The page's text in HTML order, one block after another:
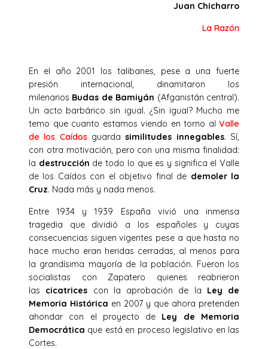
Juan Chicharro
La Razón
En el año 2001 los talibanes, pese a una fuerte
presión internacional, dinamitaron los
milenarios Budas de Bamiyán (Afganistán central).
Un acto barbárico sin igual. ¿Sin igual? Mucho me
temo que cuanto estamos viendo en torno al Valle
de los Caídos guardasimilitudes innegables. Sí,
con otra motivación, pero con una misma finalidad:
la destrucción de todo lo que es y significa el Valle
de los Caídos con el objetivo final de demoler la
Cruz. Nada más y nada menos.
Entre 1934 y 1939 España vivió una inmensa
tragedia que dividió a los españoles y cuyas
consecuencias siguen vigentes pese a que hasta no
hace mucho eran heridas cerradas, al menos para
la grandísima mayoría de la población. Fueron los
socialistas con Zapatero quienes reabrieron
las cicatrices con la aprobación de la Ley de
Memoria Histórica en 2007 y que ahora pretenden
ahondar con el proyecto de Ley de Memoria
Democrática que está en proceso legislativo en las
Cortes.